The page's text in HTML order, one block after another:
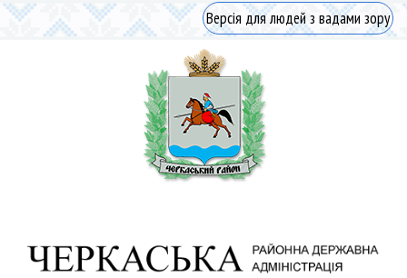
Версія для людей з вадами зору